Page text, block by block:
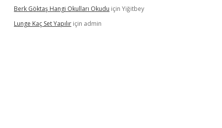
Berk Göktaş Hangi Okulları Okudu için Yiğitbey
Lunge Kaç Set Yapılır için admin